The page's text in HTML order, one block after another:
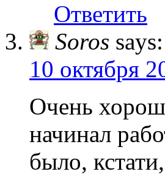
Ответить
Soros says:
10 октября
Очень
начинал
было,